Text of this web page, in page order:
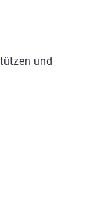
und